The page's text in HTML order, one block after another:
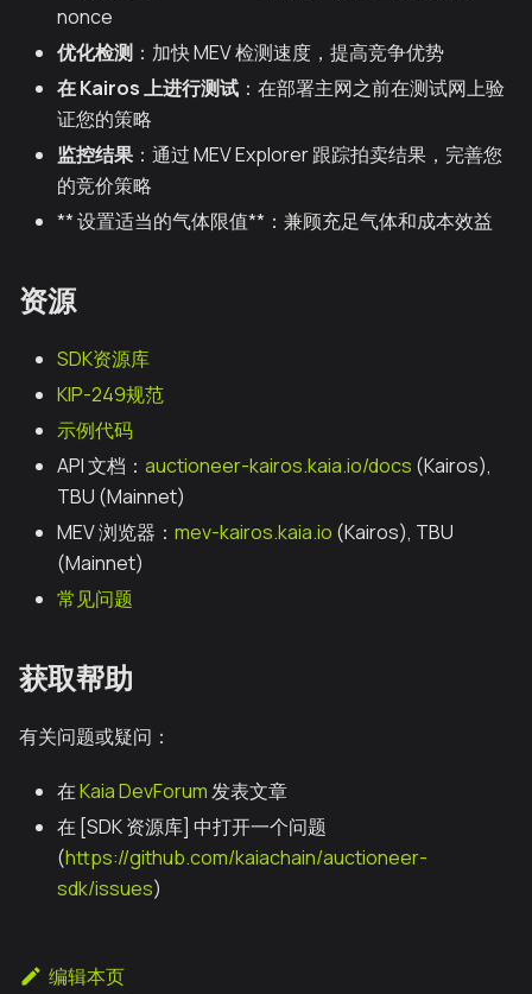
nonce
优化检测 ：加快 MEV 检测速度，提高竞争优势
在 Kairos 上进行测试 ：在部署主网之前在测试网上验
证您的策略
监控结果 ：通过 MEV Explorer 跟踪拍卖结果，完善您
的竞价策略
** 设置适当的气体限值**：兼顾充足气体和成本效益
资源
SDK资源库
KIP-249规范
示例代码
API 文档： auctioneer-kairos.kaia.io/docs (Kairos),
TBU (Mainnet)
MEV 浏览器： mev-kairos.kaia.io (Kairos), TBU
(Mainnet)
常见问题
获取帮助
有关问题或疑问：
在Kaia DevForum发表文章
在 [SDK 资源库] 中打开一个问题
(https://github.com/kaiachain/auctioneer-
sdk/issues)
编辑本页